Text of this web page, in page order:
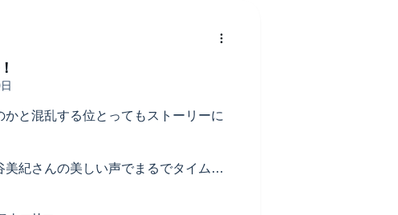
と混乱する位とってもストーリーに
紀さんの美しい声でまるでタイムス
気がしました！